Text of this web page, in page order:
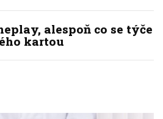
alespoň co se týče
kartou